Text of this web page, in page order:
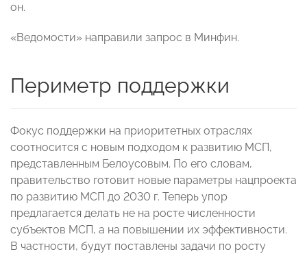
он.
«Ведомости» направили запрос в Минфин.
Периметр поддержки
Фокус поддержки на приоритетных отраслях
соотносится с новым подходом к развитию МСП,
представленным Белоусовым. По его словам,
правительство готовит новые параметры нацпроекта
по развитию МСП до 2030 г. Теперь упор
предлагается делать не на росте численности
субъектов МСП, а на повышении их эффективности.
В частности, будут поставлены задачи по росту